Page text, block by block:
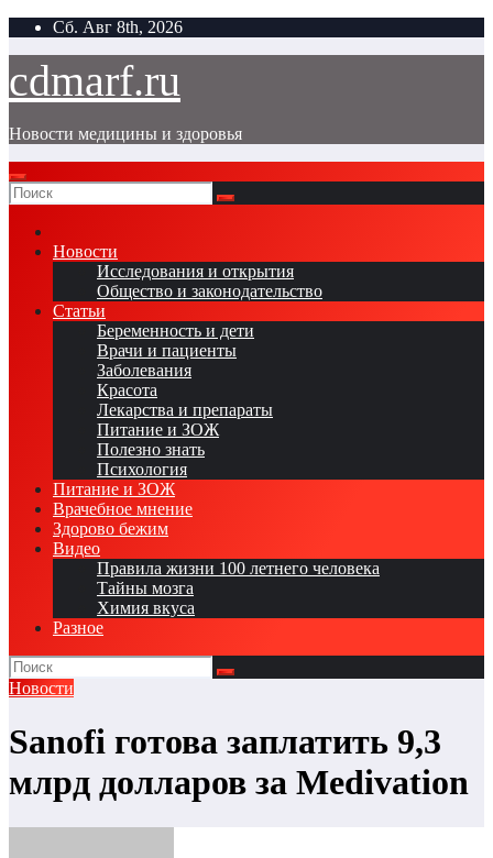
Перейти
содержимому
Сб. Авг 8th, 2026
cdmarf.ru
Новости медицины и здоровья
Новости
Исследования и открытия
Общество и законодательство
Статьи
Беременность и дети
Врачи и пациенты
Заболевания
Красота
Лекарства и препараты
Питание и ЗОЖ
Полезно знать
Психология
Питание и ЗОЖ
Врачебное мнение
Здорово бежим
Видео
Правила жизни 100 летнего человека
Тайны мозга
Химия вкуса
Разное
Новости
Sanofi готова заплатить 9,3
млрд долларов за Medivation